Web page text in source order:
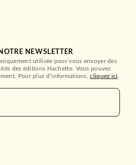
NEWSLETTER
utilisée pour vous envoyer des
des éditions Hachette. Vous pouvez
Pour plus d’informations,cliquez ici